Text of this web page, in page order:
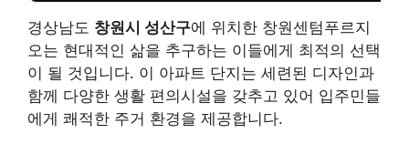
경상남도 창원시 성산구에 위치한 창원센텀푸르지
오는 현대적인 삶을 추구하는 이들에게 최적의 선택
이 될 것입니다. 이 아파트 단지는 세련된 디자인과
함께 다양한 생활 편의시설을 갖추고 있어 입주민들
에게 쾌적한 주거 환경을 제공합니다.